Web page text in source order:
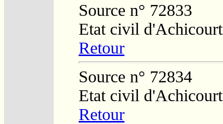
Source n° 72833
Etat civil d'Achicourt
Retour
Source n° 72834
Etat civil d'Achicourt
Retour